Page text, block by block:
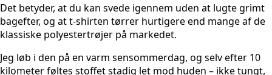
Det betyder, at du kan svede igennem uden at lugte grimt
bagefter, og at t-shirten tørrer hurtigere end mange af de
klassiske polyestertrøjer på markedet.
Jeg løb i den på en varm sensommerdag, og selv efter 10
kilometer føltes stoffet stadig let mod huden – ikke tungt,